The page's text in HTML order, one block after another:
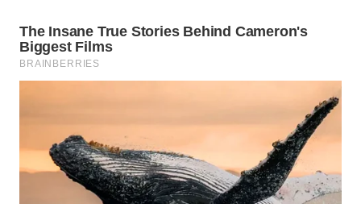
WAHANANEWS
NET
WAHANA
UMKM